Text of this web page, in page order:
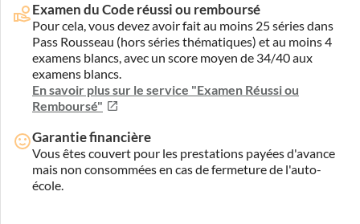
Examen du Code réussi ou remboursé
Pour cela, vous devez avoir fait au moins 25 séries dans
Pass Rousseau (hors séries thématiques) et au moins 4
examens blancs, avec un score moyen de 34/40 aux
examens blancs.
En savoir plus sur le service "Examen Réussi ou
Remboursé"
Garantie financière
Vous êtes couvert pour les prestations payées d'avance
mais non consommées en cas de fermeture de l'auto-
école.